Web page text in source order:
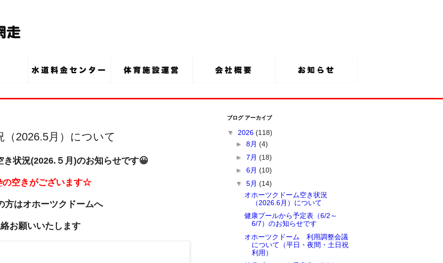
2026.5月）について
き状況(2026. ５月 )のお知らせです😀
の空きがございます☆
方はオホーツクドームへ
お願いいたします
ブログ アーカイブ
▼ 2026 (118)
► 8月 (4)
► 7月 (18)
► 6月 (10)
▼ 5月 (14)
オホーツクドーム空き状況
（2026.6月）について
健康プールから予定表（6/2～
6/7）のお知らせです
オホーツクドーム 利用調整会議
について（平日・夜間・土日祝
利用）